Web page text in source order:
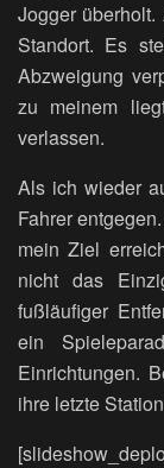
Jogger
Standort. Es
Abzweigung
zu meinem
verlassen.
Als ich wieder
Fahrer
mein Ziel
nicht das
fußläufiger
ein
Einrichtungen.
ihre letzte